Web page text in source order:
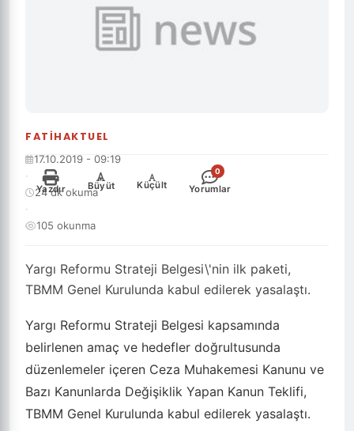
FATIHAKTUEL
Yargı Reformu Strateji Belgesi\'nin ilk paketi,
TBMM Genel Kurulunda kabul edilerek yasalaştı.
17.10.2019 - 09:19
·
24 dk okuma
·
105 okunma
Yazdır
+
Büyüt
-
Küçült
0
Yorumlar
Yargı Reformu Strateji Belgesi kapsamında
belirlenen amaç ve hedefler doğrultusunda
düzenlemeler içeren Ceza Muhakemesi Kanunu ve
Bazı Kanunlarda Değişiklik Yapan Kanun Teklifi,
TBMM Genel Kurulunda kabul edilerek yasalaştı.